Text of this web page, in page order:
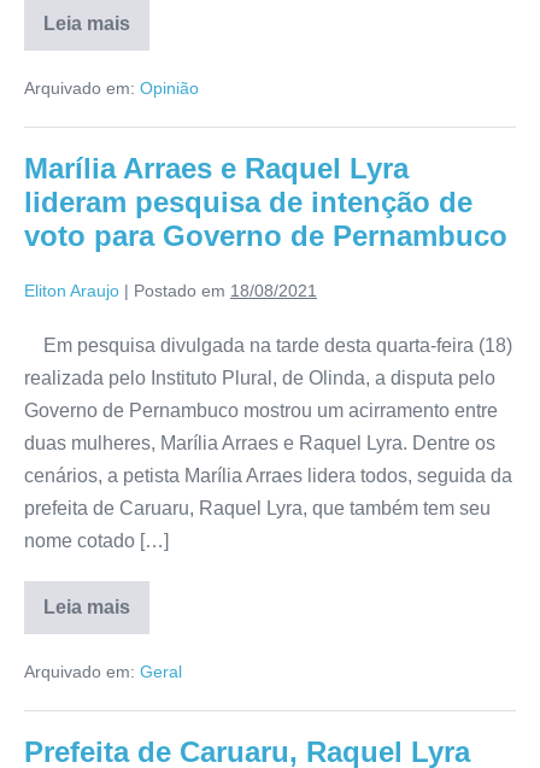
Leia mais
Arquivado em: Opinião
Marília Arraes e Raquel Lyra
lideram pesquisa de intenção de
voto para Governo de Pernambuco
Eliton Araujo | Postado em 18/08/2021
Em pesquisa divulgada na tarde desta quarta-feira (18)
realizada pelo Instituto Plural, de Olinda, a disputa pelo
Governo de Pernambuco mostrou um acirramento entre
duas mulheres, Marília Arraes e Raquel Lyra. Dentre os
cenários, a petista Marília Arraes lidera todos, seguida da
prefeita de Caruaru, Raquel Lyra, que também tem seu
nome cotado […]
Leia mais
Arquivado em: Geral
Prefeita de Caruaru, Raquel Lyra